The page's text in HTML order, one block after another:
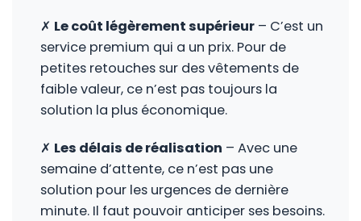
✗ Le coût légèrement supérieur – C’est un
service premium qui a un prix. Pour de
petites retouches sur des vêtements de
faible valeur, ce n’est pas toujours la
solution la plus économique.
✗ Les délais de réalisation – Avec une
semaine d’attente, ce n’est pas une
solution pour les urgences de dernière
minute. Il faut pouvoir anticiper ses besoins.